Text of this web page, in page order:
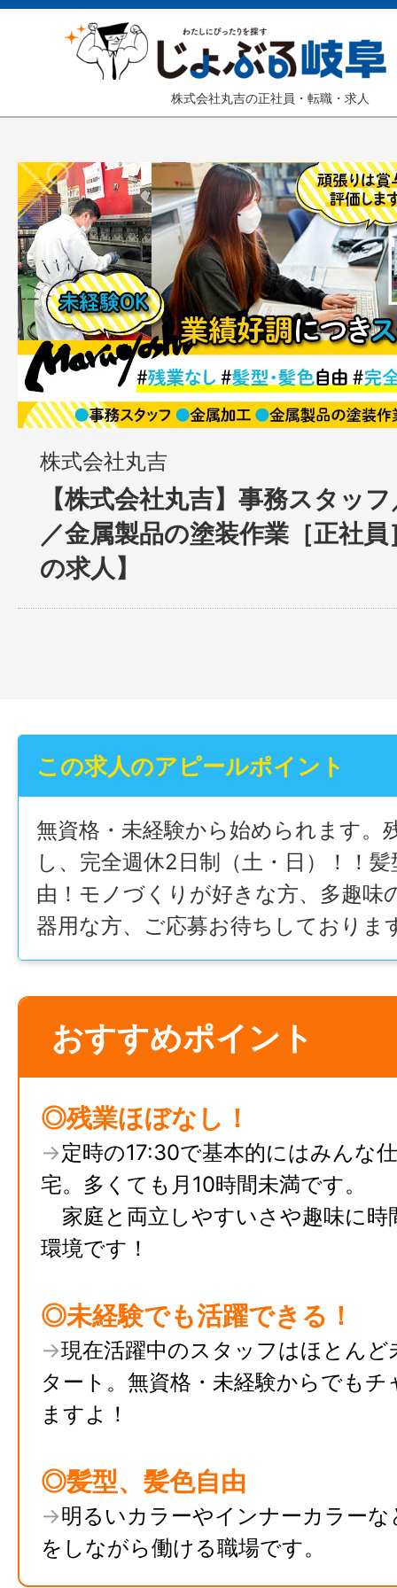
株式会社丸吉の正社員・転職・求人
株式会社丸吉
【株式会社丸吉】事務スタッ
／金属製品の塗装作業［正社
の求人】
この求人のアピールポイント
無資格・未経験から始められます。
し、完全週休2日制（土・日）！！
由！モノづくりが好きな方、多趣味
器用な方、ご応募お待ちしておりま
おすすめポイント
◎残業ほぼなし！
→定時の17:30で基本的にはみんな
宅。多くても月10時間未満です。
家庭と両立しやすいさや趣味に時
環境です！
◎未経験でも活躍できる！
→現在活躍中のスタッフはほとんど
タート。無資格・未経験からでも
ますよ！
◎髪型、髪色自由
→明るいカラーやインナーカラー
をしながら働ける職場です。